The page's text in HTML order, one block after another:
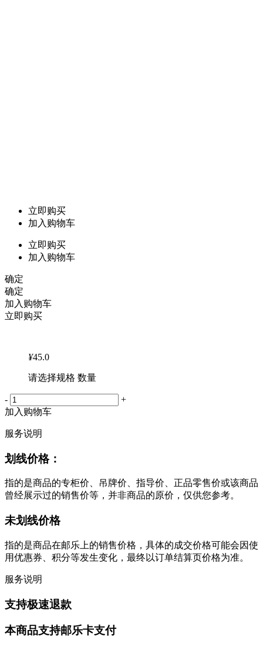
立即购买
加入购物车
立即购买
加入购物车
确定
确定
加入购物车
立即购买
¥45.0
请选择规格 数量
-
+
加入购物车
服务说明
划线价格：
指的是商品的专柜价、吊牌价、指导价、正品零售价或该商品
曾经展示过的销售价等，并非商品的原价，仅供您参考。
未划线价格
指的是商品在邮乐上的销售价格，具体的成交价格可能会因使
用优惠券、积分等发生变化，最终以订单结算页价格为准。
服务说明
支持极速退款
本商品支持邮乐卡支付